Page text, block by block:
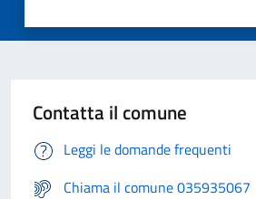
Contatta il comune
Leggi le domande frequenti
Chiama il comune 035935067